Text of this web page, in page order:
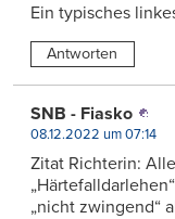
Ein typisches
Antworten
SNB - Fiasko
08.12.2022 um 07:14
Zitat Richterin:
„nicht zwingend“